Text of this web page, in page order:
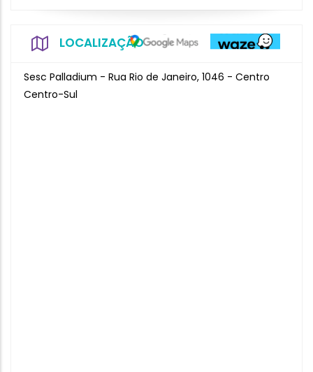
LOCALIZAÇÃO
Sesc Palladium - Rua Rio de Janeiro, 1046 - Centro
Centro-Sul